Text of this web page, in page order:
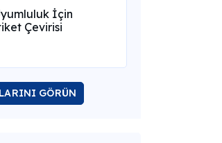
İçin
Çevirisi
GÖRÜN